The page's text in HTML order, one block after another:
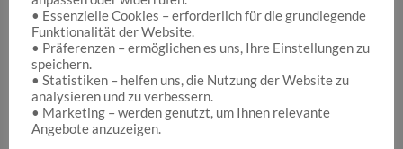
Hocuspocus – Ihr Onlineshop für die schönen
Dinge des Lebens
Hocuspocus ist die richtige Anlaufstelle für Dich,
wenn Du auf der Suche nach schönen
• Essenzielle Cookies – erforderlich für die grundlegende
Funktionalität der Website.
• Präferenzen – ermöglichen es uns, Ihre Einstellungen zu
speichern.
• Statistiken – helfen uns, die Nutzung der Website zu
analysieren und zu verbessern.
• Marketing – werden genutzt, um Ihnen relevante
Angebote anzuzeigen.